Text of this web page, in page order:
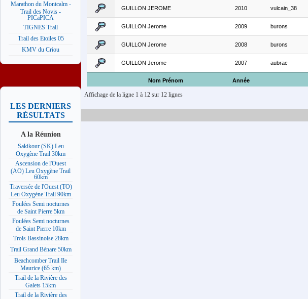
Marathon du Montcalm -
Trail des Novis -
PICaPICA
TIGNES Trail
Trail des Etoiles 05
KMV du Criou
LES DERNIERS
RÉSULTATS
A la Réunion
Sakikour (SK) Leu
Oxygène Trail 30km
Ascension de l'Ouest
(AO) Leu Oxygène Trail
60km
Traversée de l'Ouest (TO)
Leu Oxygène Trail 90km
Foulées Semi nocturnes
de Saint Pierre 5km
Foulées Semi nocturnes
de Saint Pierre 10km
Trois Bassinoise 28km
Trail Grand Bénare 50km
Beachcomber Trail Ile
Maurice (65 km)
Trail de la Rivière des
Galets 15km
Trail de la Rivière des
Nom Prénom Année
GUILLON JEROME 2010 vulcain_38
GUILLON Jerome 2009 burons
GUILLON Jerome 2008 burons
GUILLON Jerome 2007 aubrac
Affichage de la ligne 1 à 12 sur 12 lignes